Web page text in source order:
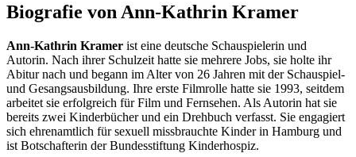
Biografie von Ann-Kathrin Kramer
Ann-Kathrin Kramer ist eine deutsche Schauspielerin und
Autorin. Nach ihrer Schulzeit hatte sie mehrere Jobs, sie holte ihr
Abitur nach und begann im Alter von 26 Jahren mit der Schauspiel-
und Gesangsausbildung. Ihre erste Filmrolle hatte sie 1993, seitdem
arbeitet sie erfolgreich für Film und Fernsehen. Als Autorin hat sie
bereits zwei Kinderbücher und ein Drehbuch verfasst. Sie engagiert
sich ehrenamtlich für sexuell missbrauchte Kinder in Hamburg und
ist Botschafterin der Bundesstiftung Kinderhospiz.